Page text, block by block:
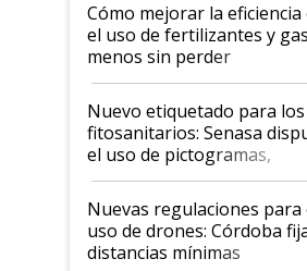
Cómo mejorar la eficiencia
el uso de fertilizantes y
menos sin perder
productividad en la
fina
Nuevo etiquetado para los
fitosanitarios: Senasa
el uso de pictogramas,
palabras de advertencia e
indicaciones
Nuevas regulaciones para
uso de drones: Córdoba
distancias mínimas